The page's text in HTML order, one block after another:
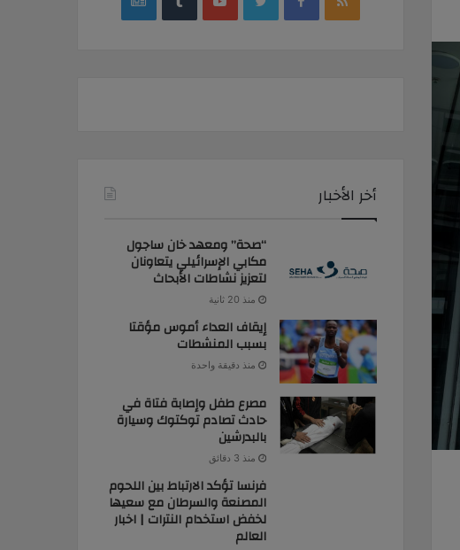
أخر الأخبار
“صحة” ومعهد خان ساجول
مكابي الإسرائيلي يتعاونان
لتعزيز نشاطات الأبحاث
منذ 20 ثانية
إيقاف العداء أموس مؤقتا
بسبب المنشطات
منذ دقيقة واحدة
مصرع طفل وإصابة فتاة في
حادث تصادم توكتوك وسيارة
بالبدرشين
منذ 3 دقائق
فرنسا تؤكد الارتباط بين اللحوم
المصنعة والسرطان مع سعيها
لخفض استخدام النترات | اخبار
العالم